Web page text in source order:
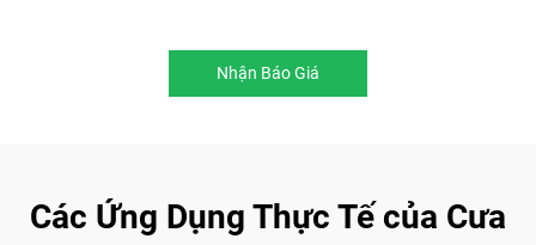
Nhận Báo Giá
Các Ứng Dụng Thực Tế của Cưa